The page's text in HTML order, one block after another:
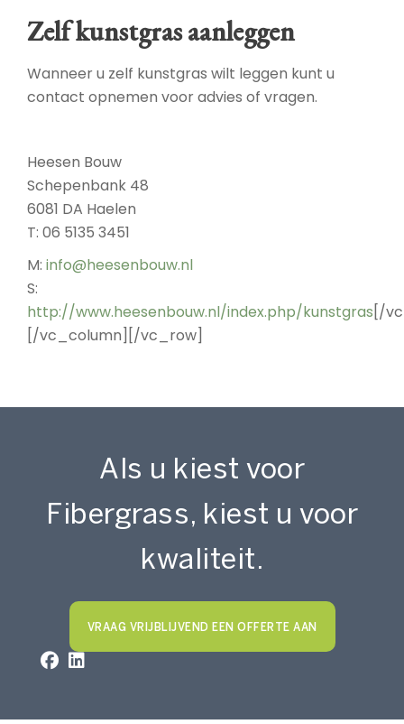
Zelf kunstgras aanleggen
Wanneer u zelf kunstgras wilt leggen kunt u
contact opnemen voor advies of vragen.
Heesen Bouw
Schepenbank 48
6081 DA Haelen
T: 06 5135 3451
M: info@heesenbouw.nl
S:
http://www.heesenbouw.nl/index.php/kunstgras[/
[/vc_column][/vc_row]
Als u kiest voor
Fibergrass, kiest u voor
kwaliteit.
VRAAG VRIJBLIJVEND EEN OFFERTE AAN